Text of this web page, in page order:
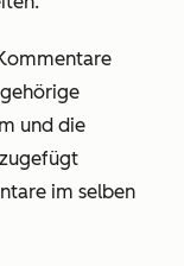
und die
im selben